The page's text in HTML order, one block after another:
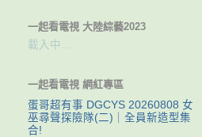
一起看電視 大陸綜藝2023
載入中…
一起看電視 網紅專區
蛋哥超有事 DGCYS 20260808 女
巫尋聲探險隊(二)｜全員新造型集
合!